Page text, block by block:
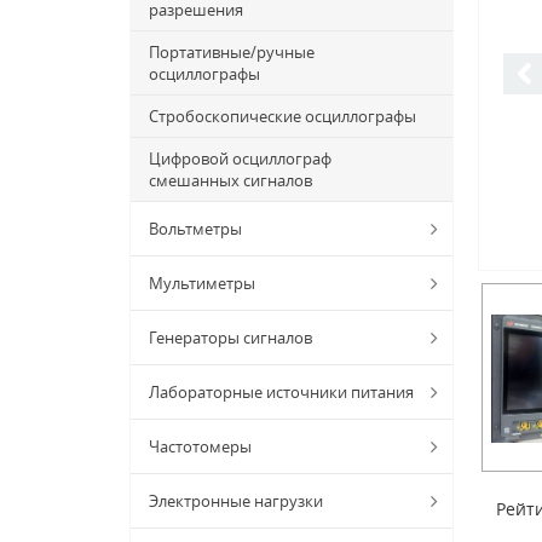
разрешения
Портативные/ручные
осциллографы
Стробоскопические осциллографы
Цифровой осциллограф
смешанных сигналов
Вольтметры
Мультиметры
Генераторы сигналов
Лабораторные источники питания
Частотомеры
Электронные нагрузки